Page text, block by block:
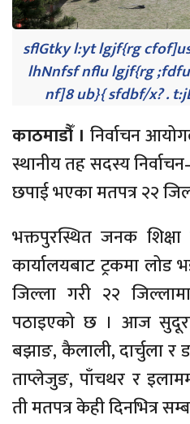
sflGtky l:yt lgjf{rg
lhNnfsf nflu lgjf{rg
nf]8 ub}{ sfdbf/x? .
काठमाडौँ । निर्वाचन
स्थानीय तह सदस्य
छपाई भएका मतपत्र २२
भक्तपुरस्थित जनक शिक्षा
कार्यालयबाट ट्रकमा
जिल्ला गरी २२
पठाइएको छ । आज
बझाङ, कैलाली, दार्चुला र
ताप्लेजुङ, पाँचथर र
ती मतपत्र केही दिनभित्र